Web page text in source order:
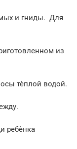
и гниды. Для
из
тѐплой водой.
ребѐнка